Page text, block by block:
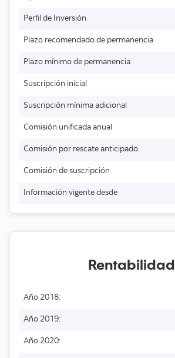
Perfil de Inversión
Plazo recomendado de permanencia
Plazo mínimo de permanencia
Suscripción inicial
Suscripción mínima adicional
Comisión unificada anual
Comisión por rescate anticipado
Comisión de suscripción
Información vigente desde
Rentabilidad
Año 2018:
Año 2019:
Año 2020: